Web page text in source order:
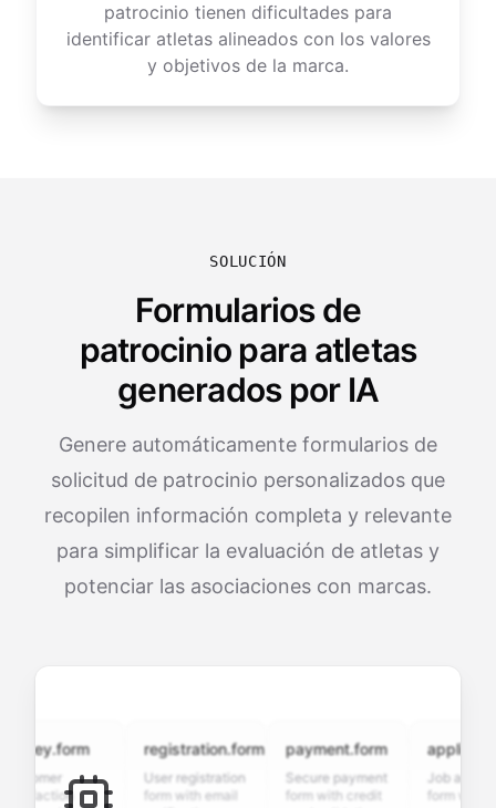
patrocinio tienen dificultades para
identificar atletas alineados con los valores
y objetivos de la marca.
SOLUCIÓN
Formularios de
patrocinio para atletas
generados por IA
Genere automáticamente formularios de
solicitud de patrocinio personalizados que
recopilen información completa y relevante
para simplificar la evaluación de atletas y
potenciar las asociaciones con marcas.
registration.form
User registration
form with email
payment.form
Secure payment
form with credit
Job application
form with